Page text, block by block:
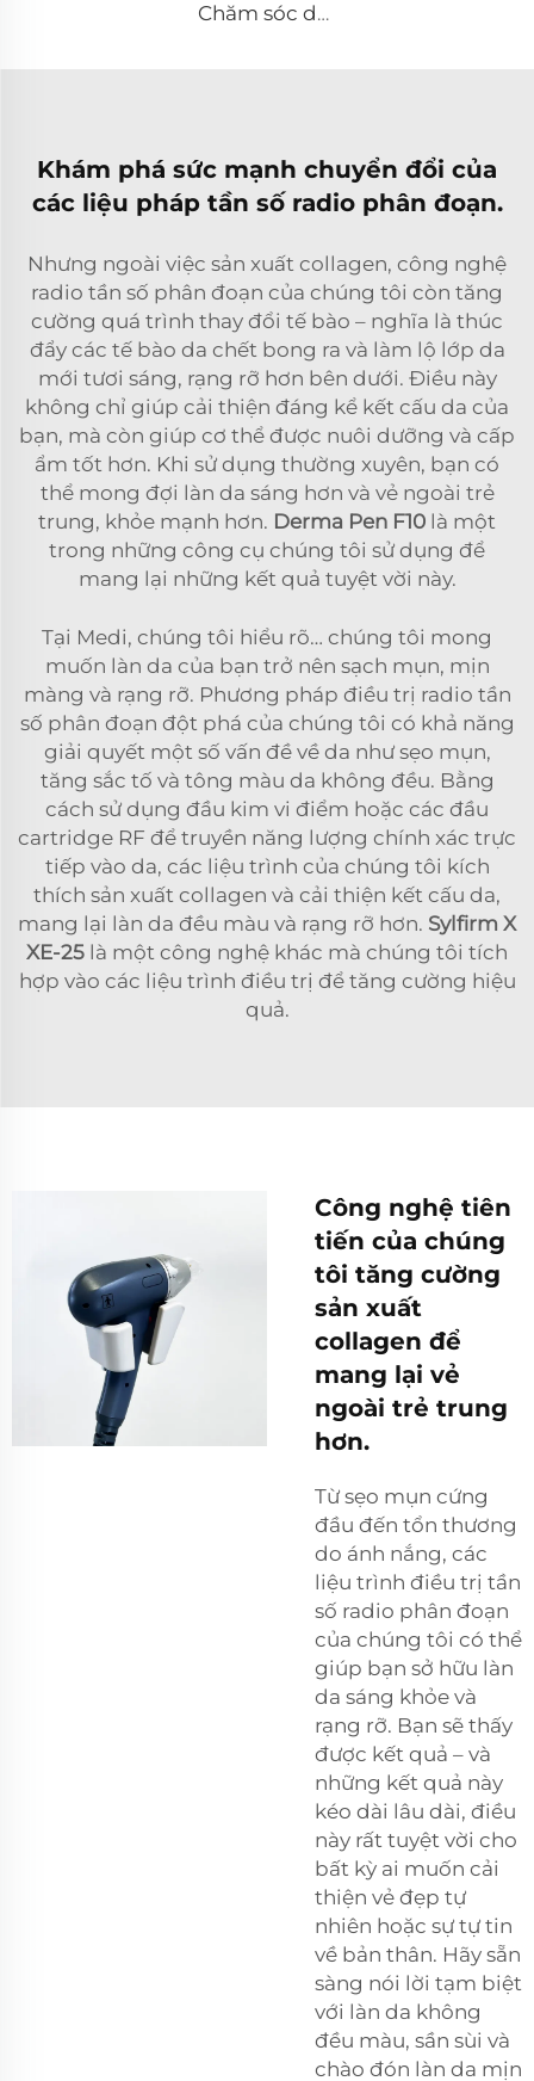
Chăm sóc da vi kim RF Sylfirm X đầu tip Sylfirm X XB-49
Khám phá sức mạnh chuyển đổi của
các liệu pháp tần số radio phân đoạn.
Nhưng ngoài việc sản xuất collagen, công nghệ
radio tần số phân đoạn của chúng tôi còn tăng
cường quá trình thay đổi tế bào – nghĩa là thúc
đẩy các tế bào da chết bong ra và làm lộ lớp da
mới tươi sáng, rạng rỡ hơn bên dưới. Điều này
không chỉ giúp cải thiện đáng kể kết cấu da của
bạn, mà còn giúp cơ thể được nuôi dưỡng và cấp
ẩm tốt hơn. Khi sử dụng thường xuyên, bạn có
thể mong đợi làn da sáng hơn và vẻ ngoài trẻ
trung, khỏe mạnh hơn. Derma Pen F10 là một
trong những công cụ chúng tôi sử dụng để
mang lại những kết quả tuyệt vời này.
Tại Medi, chúng tôi hiểu rõ… chúng tôi mong
muốn làn da của bạn trở nên sạch mụn, mịn
màng và rạng rỡ. Phương pháp điều trị radio tần
số phân đoạn đột phá của chúng tôi có khả năng
giải quyết một số vấn đề về da như sẹo mụn,
tăng sắc tố và tông màu da không đều. Bằng
cách sử dụng đầu kim vi điểm hoặc các đầu
cartridge RF để truyền năng lượng chính xác trực
tiếp vào da, các liệu trình của chúng tôi kích
thích sản xuất collagen và cải thiện kết cấu da,
mang lại làn da đều màu và rạng rỡ hơn. Sylfirm X
XE-25 là một công nghệ khác mà chúng tôi tích
hợp vào các liệu trình điều trị để tăng cường hiệu
quả.
Công nghệ tiên
tiến của chúng
tôi tăng cường
sản xuất
collagen để
mang lại vẻ
ngoài trẻ trung
hơn.
Từ sẹo mụn cứng
đầu đến tổn thương
do ánh nắng, các
liệu trình điều trị tần
số radio phân đoạn
của chúng tôi có thể
giúp bạn sở hữu làn
da sáng khỏe và
rạng rỡ. Bạn sẽ thấy
được kết quả – và
những kết quả này
kéo dài lâu dài, điều
này rất tuyệt vời cho
bất kỳ ai muốn cải
thiện vẻ đẹp tự
nhiên hoặc sự tự tin
về bản thân. Hãy sẵn
sàng nói lời tạm biệt
với làn da không
đều màu, sần sùi và
chào đón làn da mịn